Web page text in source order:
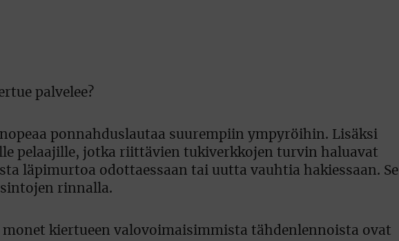
palvelee?
ponnahduslautaa suurempiin ympyröihin. Lisäksi
pelaajille, jotka riittävien tukiverkkojen turvin haluavat
läpimurtoa odottaessaan tai uutta vauhtia hakiessaan. Se
rinnalla.
kiertueen valovoimaisimmista tähdenlennoista ovat